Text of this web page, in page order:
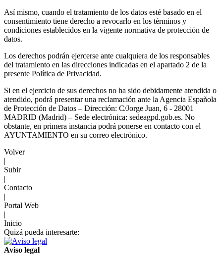
Así mismo, cuando el tratamiento de los datos esté basado en el
consentimiento tiene derecho a revocarlo en los términos y
condiciones establecidos en la vigente normativa de protección de
datos.
Los derechos podrán ejercerse ante cualquiera de los responsables
del tratamiento en las direcciones indicadas en el apartado 2 de la
presente Política de Privacidad.
Si en el ejercicio de sus derechos no ha sido debidamente atendida o
atendido, podrá presentar una reclamación ante la Agencia Española
de Protección de Datos – Dirección: C/Jorge Juan, 6 - 28001
MADRID (Madrid) – Sede electrónica: sedeagpd.gob.es. No
obstante, en primera instancia podrá ponerse en contacto con el
AYUNTAMIENTO en su correo electrónico.
Volver
|
Subir
|
Contacto
|
Portal Web
|
Inicio
Quizá pueda interesarte:
Aviso legal